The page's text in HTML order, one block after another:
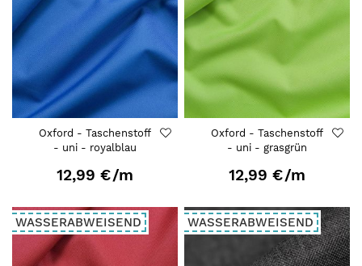
Oxford - Taschenstoff
- uni - royalblau
12,99 €/m
Oxford - Taschenstoff
- uni - grasgrün
12,99 €/m
WASSERABWEISEND WASSERABWEISEND